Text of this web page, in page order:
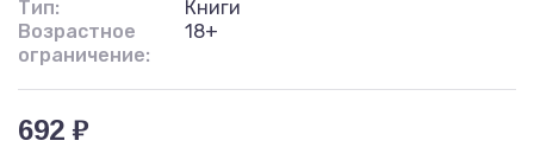
Тип:
Книги
Возрастное
ограничение:
18+
692 ₽